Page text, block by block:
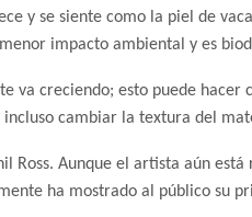
y se siente como la piel de
impacto ambiental y es
va creciendo; esto puede hacer
cambiar la textura del
Ross. Aunque el artista aún está
ha mostrado al público su